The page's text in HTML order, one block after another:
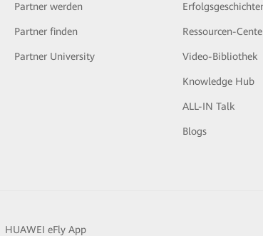
Partner werden
Partner finden
Partner University
Ressourcen-
Video-Bibliothek
Knowledge Hub
ALL-IN Talk
Blogs
HUAWEI eFly App